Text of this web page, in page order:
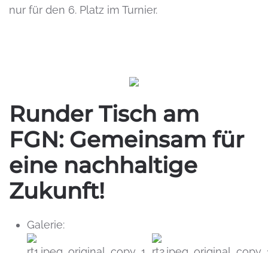
nur für den 6. Platz im Turnier.
Runder Tisch am
FGN: Gemeinsam für
eine nachhaltige
Zukunft!
Galerie: